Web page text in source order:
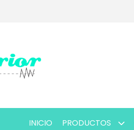
INICIO PRODUCTOS